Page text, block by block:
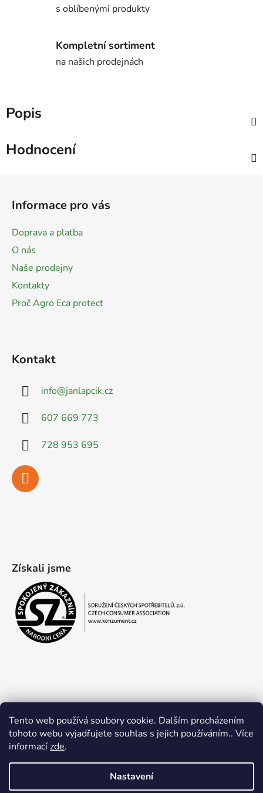
Tento web používá soubory cookie. Dalším procházením
tohoto webu vyjadřujete souhlas s jejich používáním.. Více
informacízde.
Nastavení
s oblíbenými produkty
Kompletní sortiment
na našich prodejnách
Popis
Hodnocení
Informace pro vás
Doprava a platba
O nás
Naše prodejny
Kontakty
Proč Agro Eca protect
Kontakt
info@janlapcik.cz
607 669 773
728 953 695
Získali jsme
Obchodní podmínky Ochrana osobních údajů